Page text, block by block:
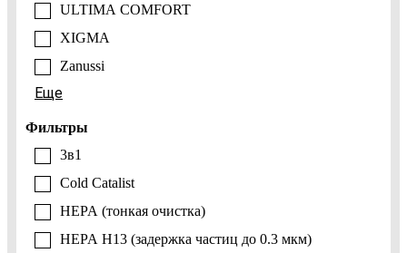
ULTIMA COMFORT
XIGMA
Zanussi
Еще
Фильтры
3в1
Cold Catalist
HEPA (тонкая очистка)
HEPA H13 (задержка частиц до 0.3 мкм)